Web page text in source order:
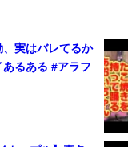
、実はバレてるか
あるある #アラフ